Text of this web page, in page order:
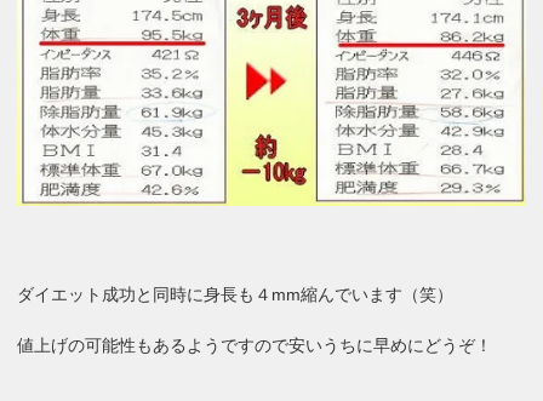
ダイエット成功と同時に身長も４mm縮んでいます（笑）
値上げの可能性もあるようですので安いうちに早めにどうぞ！